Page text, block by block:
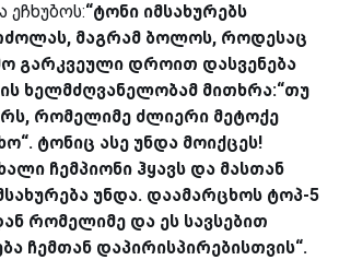
ეჩხუბოს:“ტონი იმსახურებს
მაგრამ ბოლოს, როდესაც
გარკვეული დროით დასვენება
ის ხელმძღვანელობამ მითხრა:“თუ
რომელიმე ძლიერი მეტოქე
ტონიც ასე უნდა მოიქცეს!
ჩემპიონი ჰყავს და მასთან
უნდა. დაამარცხოს ტოპ-5
რომელიმე და ეს სავსებით
ჩემთან დაპირისპირებისთვის“.